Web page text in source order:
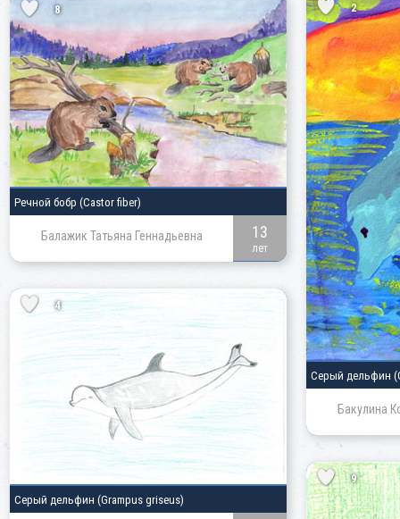
2
Серый дельфин
Бакулина
8
Речной бобр (Castor fiber)
Балажик Татьяна Геннадьевна 13
лет
4
Серый дельфин (Grampus griseus)
9